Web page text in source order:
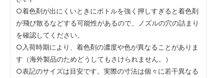
○着色剤が出にくいときにボトルを強く押しすぎると着色剤
が飛び散るなどする可能性があるので、ノズルの穴の詰まり
を確認してください。
○入荷時期により、着色剤の濃度や色が異なることがありま
す（海外製品のためどうしてもさけられません。）
○表記のサイズは目安です。実際の寸法は個々に若干異なる